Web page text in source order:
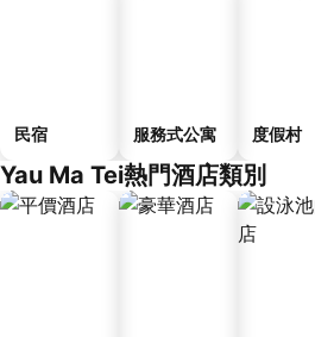
民宿 服務式公寓 度假村
Yau Ma Tei熱門酒店類別